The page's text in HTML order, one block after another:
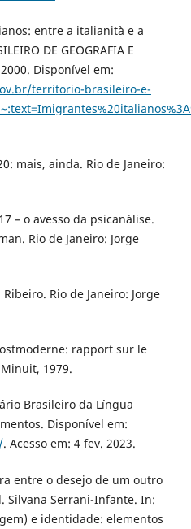
entre a italianità e a
DE GEOGRAFIA E
2000. Disponível em:
territorio-brasileiro-e-
mais, ainda. Rio de Janeiro:
– o avesso da psicanálise.
Rio de Janeiro: Jorge
Ribeiro. Rio de Janeiro: Jorge
rapport sur le
1979.
Brasileiro da Língua
Disponível em:
. Acesso em: 4 fev. 2023.
entre o desejo de um outro
Silvana Serrani-Infante. In:
e identidade: elementos